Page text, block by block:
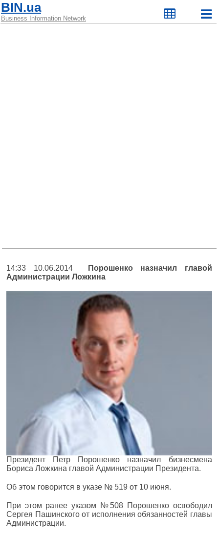
BIN.ua
Business Information Network
14:33 10.06.2014
Порошенко назначил главой
Администрации Ложкина
Президент Петр Порошенко назначил бизнесмена
Бориса Ложкина главой Администрации Президента.
Об этом говорится в указе № 519 от 10 июня.
При этом ранее указом №508 Порошенко освободил
Сергея Пашинского от исполнения обязанностей главы
Администрации.